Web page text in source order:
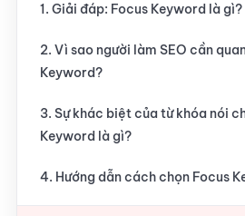
1. Giải đáp: Focus Keyword là gì?
2. Vì sao người làm SEO cần
Keyword?
3. Sự khác biệt của từ khóa nói
Keyword là gì?
4. Hướng dẫn cách chọn Focus